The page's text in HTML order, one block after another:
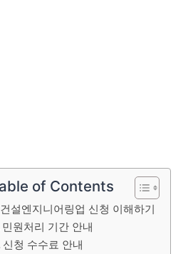
of Contents
건설엔지니어링업 신청 이해하기
민원처리 기간 안내
신청 수수료 안내